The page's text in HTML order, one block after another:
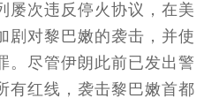
屡次违反停火协议，在美
剧对黎巴嫩的袭击，并使
。尽管伊朗此前已发出警
有红线，袭击黎巴嫩首都